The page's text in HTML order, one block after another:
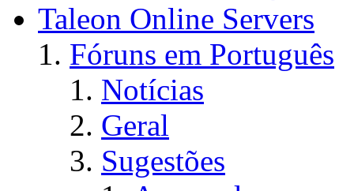
Taleon Online Servers
Fóruns em Português
Notícias
Geral
Sugestões